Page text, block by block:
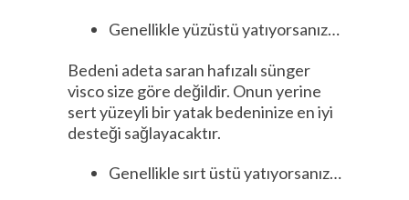
Genellikle yüzüstü yatıyorsanız…
Bedeni adeta saran hafızalı sünger
visco size göre değildir. Onun yerine
sert yüzeyli bir yatak bedeninize en iyi
desteği sağlayacaktır.
Genellikle sırt üstü yatıyorsanız…